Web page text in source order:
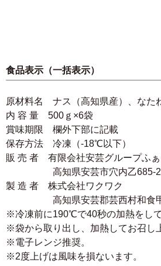
食品表示（一括表示）
原材料名 ナス（高知県産）、なた
内 容 量 500ｇ×6袋
賞味期限 欄外下部に記載
保存方法 冷凍（-18℃以下）
販 売 者 有限会社安芸グループふ
高知県安芸市穴内乙685-2
製 造 者 株式会社ワクワク
高知県安芸郡芸西村和食甲
※冷凍前に190℃で40秒の加熱をし
※袋から取り出し、加熱してお召し
※電子レンジ推奨。
※2度上げは風味を損ないます。